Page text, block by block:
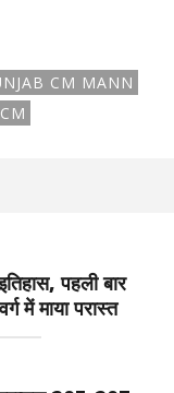
CM MANN
पहली बार
में माया परास्त